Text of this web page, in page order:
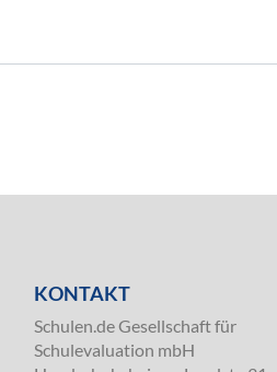
KONTAKT
Schulen.de Gesellschaft für
Schulevaluation mbH